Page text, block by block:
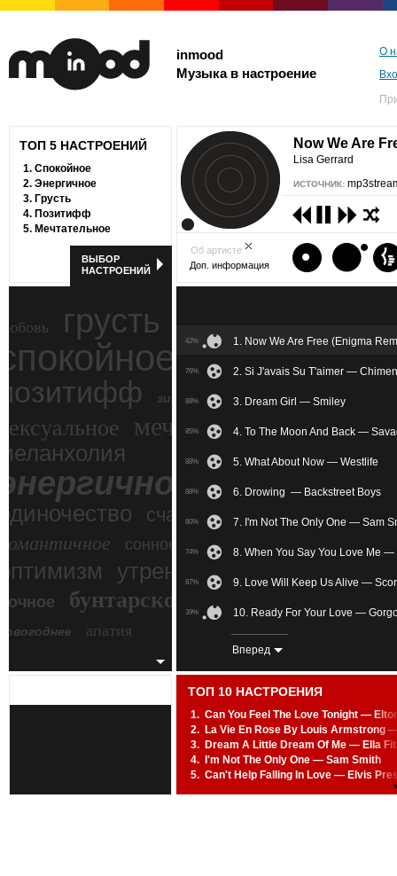
inmood
Музыка в настроение
О
ТОП 5 НАСТРОЕНИЙ
1. Спокойное
2. Энергичное
3. Грусть
4. Позитифф
5. Мечтательное
ВЫБОР
НАСТРОЕНИЙ
грусть
ностальгия
зимний экстрим
мечтательное
счастье
сонное
утреннее злость
бунтарское
беспокойное
апатия
Now We Are
Lisa Gerrard
ИСТОЧНИК:
Об артисте
Доп. информация
42% 1. Now We Are Free (Enigma
76% 2. Si J'avais Su T'aimer —
88% 3. Dream Girl — Smiley
85% 4. To The Moon And Back —
88% 5. What About Now — Westlife
88% 6. Drowing — Backstreet Boys
80% 7. I'm Not The Only One — Sam
74% 8. When You Say You Love Me
87% 9. Love Will Keep Us Alive —
39% 10. Ready For Your Love —
11. When I Dream At Night —
64% 12. She's Madonna Feat. Pet
89% 14. Far Away — Nickelback
43% 15. Reunited — Alan Silvestri
75% 16. Mayday Parade — The
Вперед
ТОП 10 НАСТРОЕНИЯ
1. Can You Feel The Love Tonight —
2. La Vie En Rose By Louis Armstrong
3. Dream A Little Dream Of Me — Ella
4.
I'm Not The Only One — Sam Smith
5. Can't Help Falling In Love — Elvis